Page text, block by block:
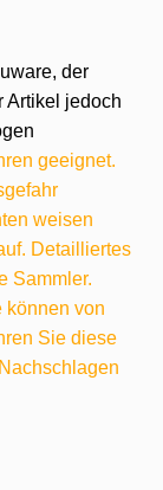
der
Artikel jedoch
geeignet.
weisen
Detailliertes
Sammler.
können von
Sie diese